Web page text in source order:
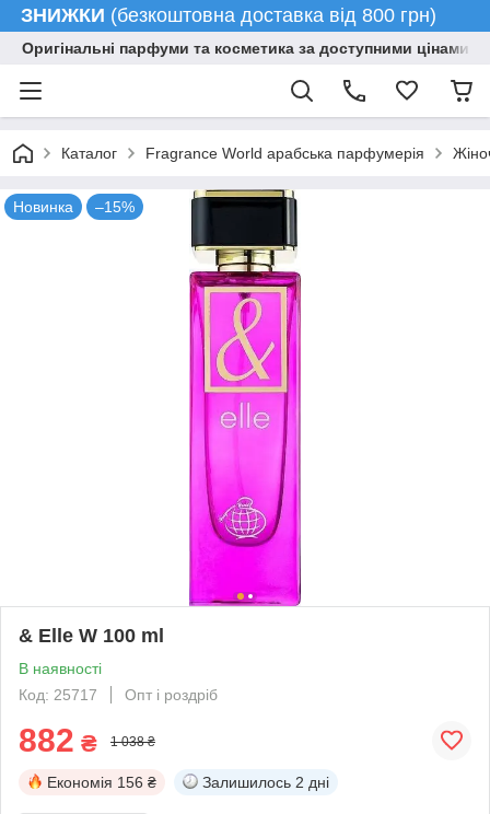
ЗНИЖКИ (безкоштовна доставка від 800 грн)
Оригінальні парфуми та косметика за доступними цінами
Каталог Fragrance World арабська парфумерія
Новинка –15%
& Elle W 100 ml
В наявності
Код: 25717
Опт і роздріб
882 ₴ 1 038 ₴
Економія 156 ₴ Залишилось 2 дні